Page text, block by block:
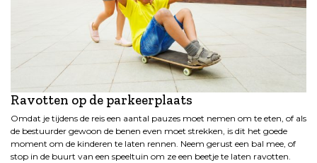
Ravotten op de parkeerplaats
Omdat je tijdens de reis een aantal pauzes moet nemen om te eten, of als
de bestuurder gewoon de benen even moet strekken, is dit het goede
moment om de kinderen te laten rennen. Neem gerust een bal mee, of
stop in de buurt van een speeltuin om ze een beetje te laten ravotten.